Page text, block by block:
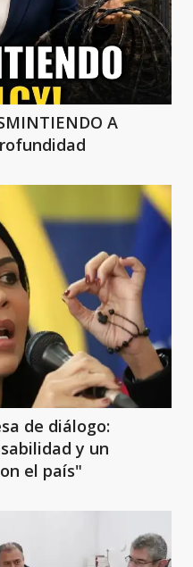
A
de diálogo:
y un
el país"